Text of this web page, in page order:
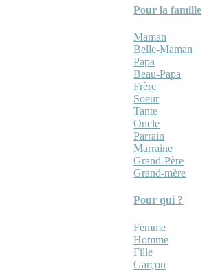
Pour la famille
Maman
Belle-Maman
Papa
Beau-Papa
Frère
Soeur
Tante
Oncle
Parrain
Marraine
Grand-Père
Grand-mère
Pour qui ?
Femme
Homme
Fille
Garçon